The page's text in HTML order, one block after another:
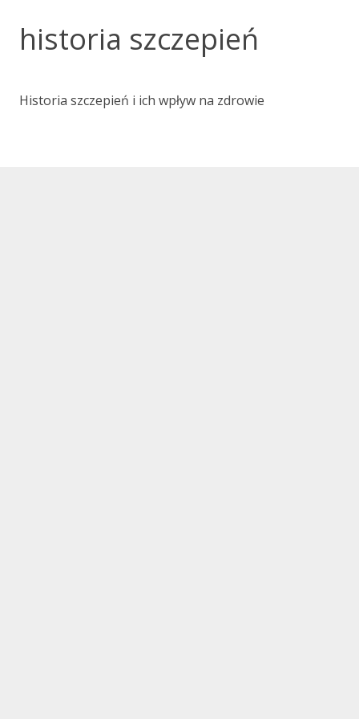
historia szczepień
Historia szczepień i ich wpływ na zdrowie